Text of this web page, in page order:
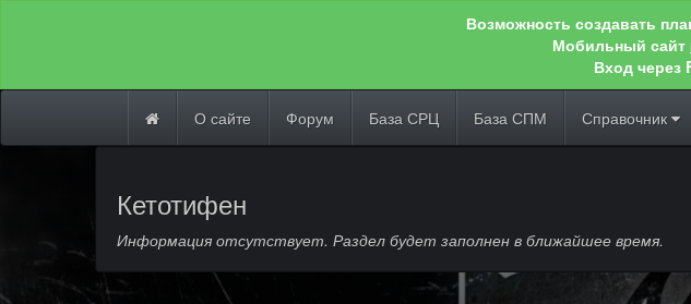
Возможность создавать
Мобильный сайт
Вход через
О сайте Форум База СРЦ База СПМ Справочник
Кетотифен
Информация отсутствует. Раздел будет заполнен в ближайшее время.